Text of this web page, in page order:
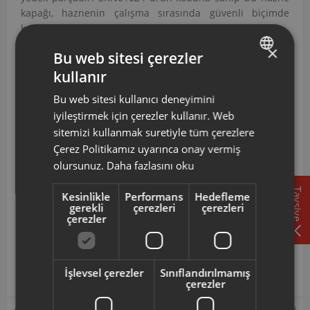
kapağı, haznenin çalışma sırasında güvenli biçimde
kapatılmasını sağlamak amacıyla tasarlanmıştır.
ERN01024 Kodlu Proset Emniyet Kapağı
Aşağıdaki Modellerle Uyumludur
AR127 ARZUM PROSET 444 ELEKTRONİK MUTFAK
ROBOTU
AR144 ARZUM PROSTAR ELEKTRONİK MUTFAK
ROBOTU
AR1044 ARZUM PROSTAR 1000 ELEKTRONİK MUTFAK
ROBOTU
ERN01024 ürün kodlu bu hazne kapağı; AR127, AR144 ve
AR1044 model kodlarına sahip Proset 444 Elektroni̇k,
Prostar Elektroni̇k ve Prostar 1000 Elektroni̇k mutfak
robotları ile uyumlu olup, haznenin çalışma sırasında
güvenli biçimde kapatılmasını sağlamak işlevini
destekler.
Tavsiye
×
Bu web sitesi çerezler
kullanır
Bu web sitesi kullanıcı deneyimini
iyileştirmek için çerezler kullanır. Web
sitemizi kullanmak suretiyle tüm çerezlere
Çerez Politikamız uyarınca onay vermiş
olursunuz. Daha fazlasını oku
Kesinlikle
gerekli
çerezler
Performans
çerezleri
Hedefleme
çerezleri
İşlevsel çerezler
Sınıflandırılmamış
çerezler